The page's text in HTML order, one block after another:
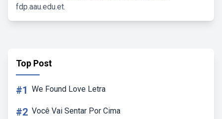
fdp.aau.edu.et.
Top Post
#1 We Found Love Letra
#2 Você Vai Sentar Por Cima